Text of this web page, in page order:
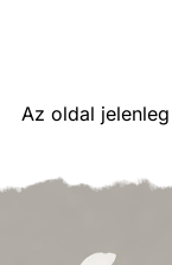
Az oldal